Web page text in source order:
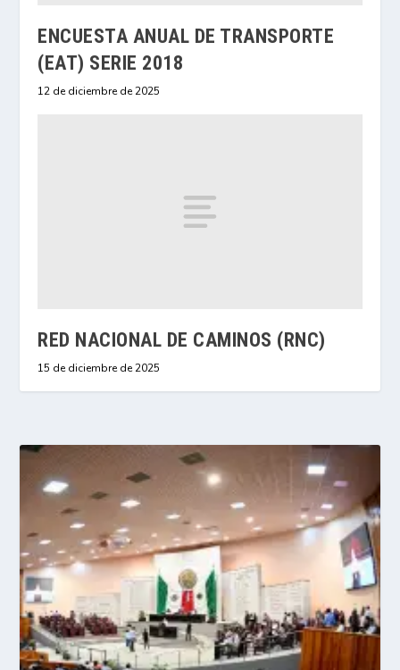
ENCUESTA ANUAL DE TRANSPORTE
(EAT) SERIE 2018
12 de diciembre de 2025
RED NACIONAL DE CAMINOS (RNC)
15 de diciembre de 2025